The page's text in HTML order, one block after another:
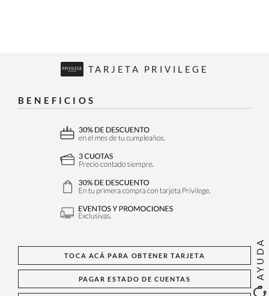
AYUDA
TARJETA PRIVILEGE
BENEFICIOS
TOCA ACÁ PARA OBTENER TARJETA
PAGAR ESTADO DE CUENTAS